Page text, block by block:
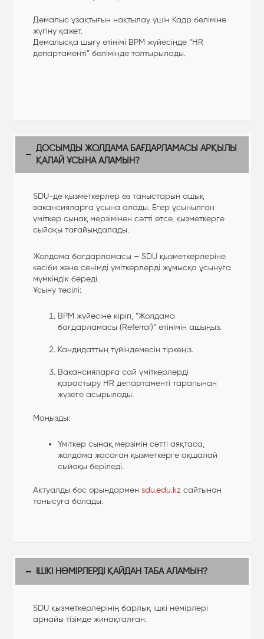
Демалыс ұзақтығын нақтылау үшін Кадр бөліміне
жүгіну қажет.
Демалысқа шығу өтінімі BPM жүйесінде “HR
департаменті” бөлімінде толтырылады.
ДОСЫМДЫ ЖОЛДАМА БАҒДАРЛАМАСЫ АРҚЫЛЫ
ҚАЛАЙ ҰСЫНА АЛАМЫН?
SDU-де қызметкерлер өз таныстарын ашық
вакансияларға ұсына алады. Егер ұсынылған
үміткер сынақ мерзімінен сәтті өтсе, қызметкерге
сыйақы тағайындалады.
Жолдама бағдарламасы – SDU қызметкерлеріне
кәсіби және сенімді үміткерлерді жұмысқа ұсынуға
мүмкіндік береді.
Ұсыну тәсілі:
BPM жүйесіне кіріп, “Жолдама
бағдарламасы (Referral)” өтінімін ашыңыз.
Кандидаттың түйіндемесін тіркеңіз.
Вакансияларға сай үміткерлерді
қарастыру HR департаменті тарапынан
жүзеге асырылады.
Маңызды:
Үміткер сынақ мерзімін сәтті аяқтаса,
жолдама жасаған қызметкерге ақшалай
сыйақы беріледі.
Актуалды бос орындармен sdu.edu.kz сайтынан
танысуға болады.
ІШКІ НӨМІРЛЕРДІ ҚАЙДАН ТАБА АЛАМЫН?
SDU қызметкерлерінің барлық ішкі нөмірлері
арнайы тізімде жинақталған.